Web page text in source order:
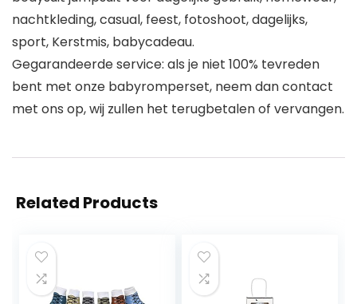
nachtkleding, casual, feest, fotoshoot, dagelijks,
sport, Kerstmis, babycadeau.
Gegarandeerde service: als je niet 100% tevreden
bent met onze babyromperset, neem dan contact
met ons op, wij zullen het terugbetalen of vervangen.
Related Products